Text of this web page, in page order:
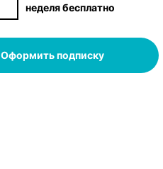
неделя бесплатно
Оформить подписку